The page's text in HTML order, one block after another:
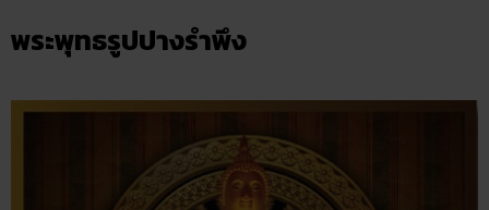
ทำการอภิวาทและถวายข้าวสัตตุก้อนสัตตุผง แต่ยังไม่ทันได้รับ
ถวายองค์ละใบ พระพุทธเจ้าจึงทรงประสานบาตรทั้ง 4 ใบนั้นเป็น
ใบเดียวกัน รับข้าวสัตตุก้อนสัตตุผงที่สองพ่อค้าถวายให้